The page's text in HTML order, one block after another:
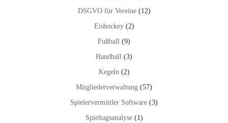
DSGVO für Vereine(12)
Eishockey(2)
Fußball (9)
Handball (3)
Kegeln(2)
Mitgliederverwaltung (57)
Spielervermittler Software (3)
Spieltagsanalyse(1)